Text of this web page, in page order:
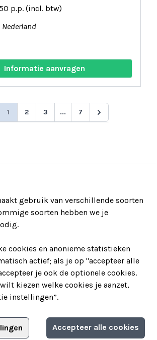
Filter jouw teamuitstapje!
p.p. (incl. btw)
Nederland
Informatie aanvragen
1 2 3 ... 7
gebruik van verschillende soorten
soorten hebben we je
cookies en anonieme statistieken
actief; als je op "accepteer alle
je ook de optionele cookies.
kiezen welke cookies je aanzet,
instellingen”.
Accepteer alle cookies